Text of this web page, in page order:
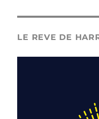
LE REVE DE